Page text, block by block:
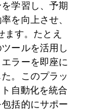
学習し、予期
を向上させ、
ます。たとえ
ールを活用し
ラーを即座に
。このプラッ
自動化を統合
括的にサポー